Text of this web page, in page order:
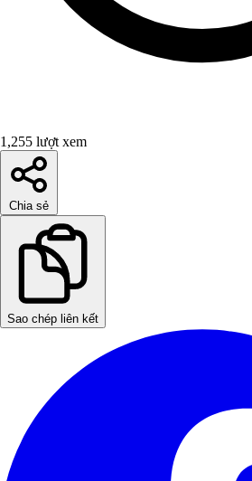
1,255 lượt xem
Chia sẻ
Sao chép liên kết